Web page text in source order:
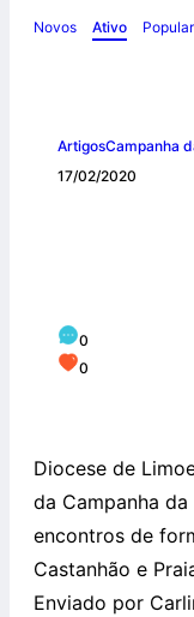
Novos Ativo Popular
ArtigosCampanha
17/02/2020
0
0
Diocese de
da Campanha
encontros de
Castanhão e
Enviado por